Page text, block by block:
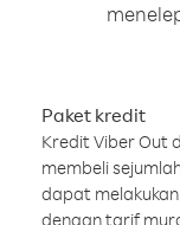
Paket kredit
Kredit Viber Out
membeli
dapat
dengan tarif